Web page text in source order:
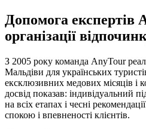
Допомога експертів
організації
З 2005 року команда AnyTour
Мальдіви для українських
ексклюзивних медових місяців і
досвід показав: індивідуальний
на всіх етапах і чесні
спокою і впевненості клієнтів.